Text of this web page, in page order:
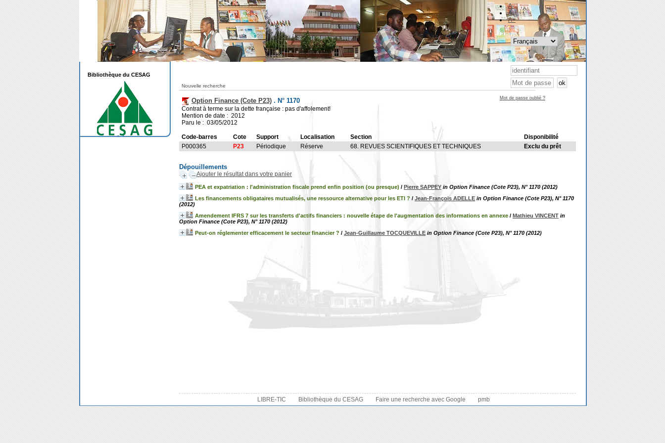
Nouvelle recherche
Option Finance (Cote P23) . N° 1170
Contrat à terme sur la dette française : pas d'affolement!
Mention de date : 2012
Paru le : 03/05/2012
Code-barres Cote Support Localisation Section
Disponibilité
P000365
P23 Périodique Réserve 68. REVUES SCIENTIFIQUES ET TECHNIQUES Exclu du prêt
Dépouillements
Ajouter le résultat dans votre panier
PEA et expatriation : l'administration fiscale prend enfin position (ou presque) / Pierre SAPPEY in Option Finance (Cote P23), N° 1170 (2012)
Les financements obligataires mutualisés, une ressource alternative pour les ETI ? / Jean-François ADELLE in Option Finance (Cote P23), N° 1170
(2012)
Amendement IFRS 7 sur les transferts d'actifs financiers : nouvelle étape de l'augmentation des informations en annexe / Mathieu VINCENT in
Option Finance (Cote P23), N° 1170 (2012)
Peut-on réglementer efficacement le secteur financier ? / Jean-Guillaume TOCQUEVILLE in Option Finance (Cote P23), N° 1170 (2012)
LIBRE-TIC Bibliothèque du CESAG Faire une recherche avec Google pmb
Bibliothèque du CESAG
A-
A
A+
Mot de passe oublié ?